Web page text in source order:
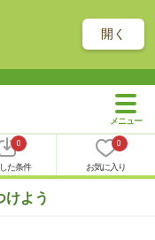
開く
0
た条件
0
お気に入り
けよう